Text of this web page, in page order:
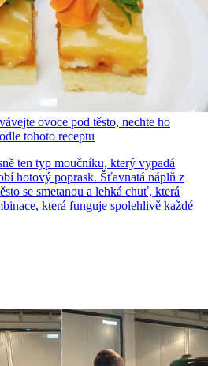
ovoce pod těsto, nechte ho
tohoto receptu
ten typ moučníku, který vypadá
hotový poprask. Šťavnatá náplň z
se smetanou a lehká chuť, která
která funguje spolehlivě každé